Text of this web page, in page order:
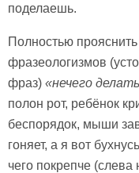
поделаешь.
Полностью
фразеологизмов
фраз) «нечего
полон рот, ребёнок
беспорядок, мыши
гоняет, а я вот
чего покрепче